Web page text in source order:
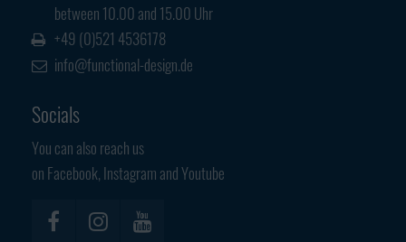
between 10.00 and 15.00 Uhr
+49 (0)521 4536178
info@functional-design.de
Socials
You can also reach us
on Facebook, Instagram and Youtube